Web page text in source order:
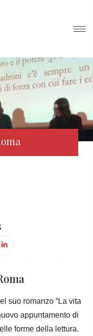
suo romanzo “La vita
appuntamento di
forme della lettura.